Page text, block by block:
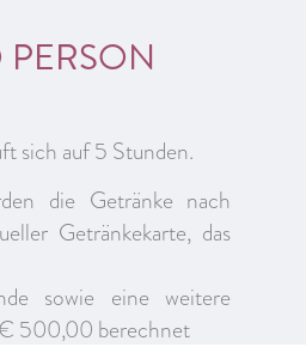
PERSON
sich auf 5 Stunden.
die Getränke nach
Getränkekarte, das
sowie eine weitere
500,00 berechnet